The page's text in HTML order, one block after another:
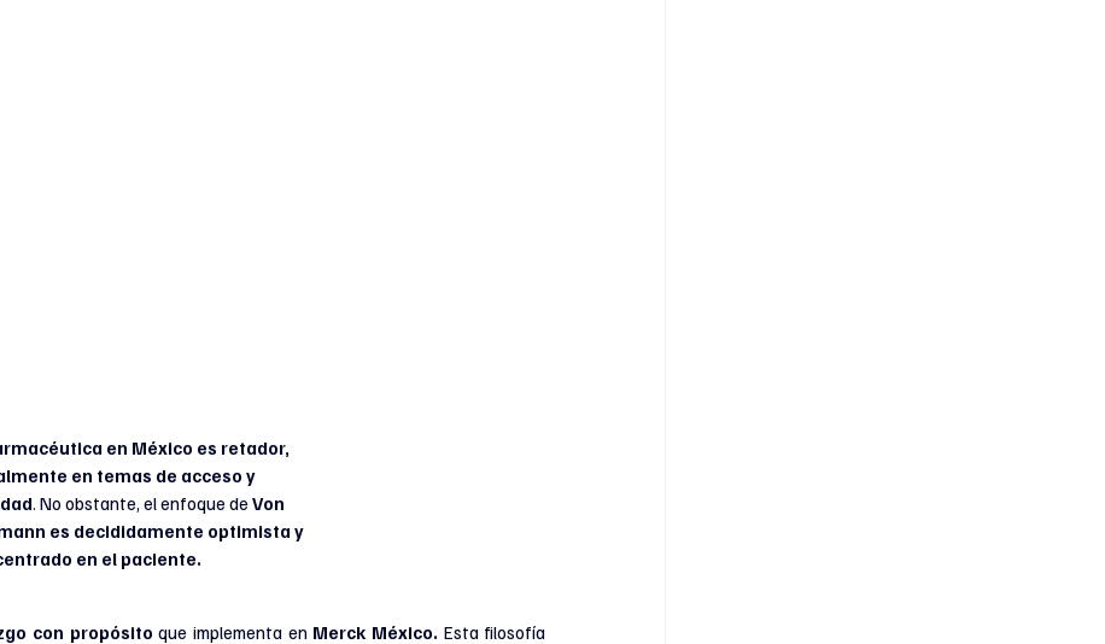
en México es retador,
en temas de acceso y
. No obstante, el enfoque de Von
es decididamente optimista y
en el paciente.
con propósito que implementa en Merck México. Esta filosofía